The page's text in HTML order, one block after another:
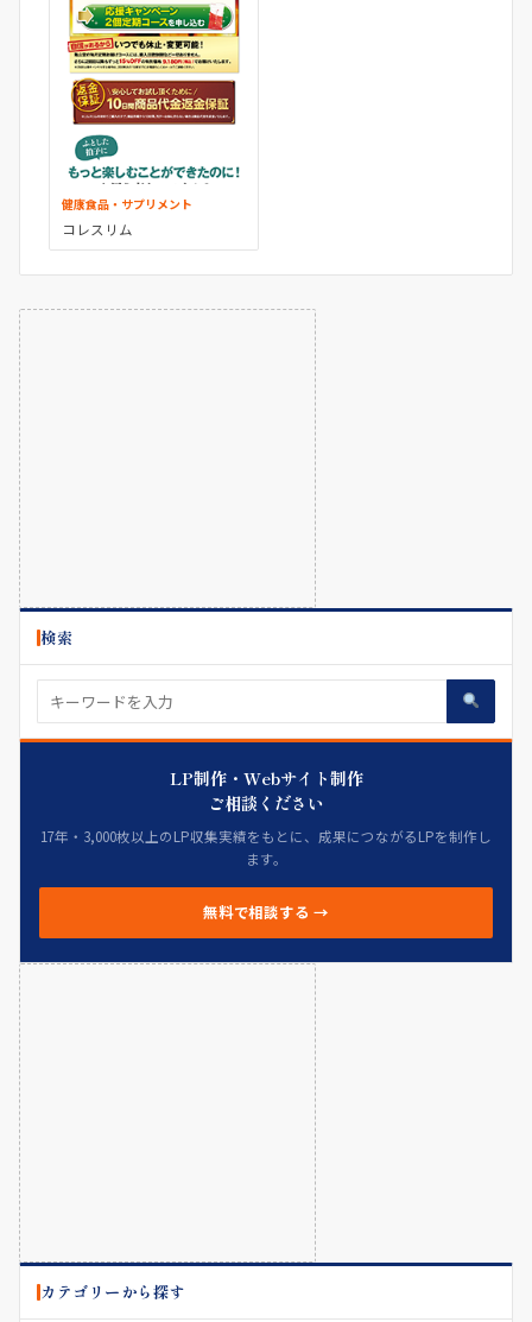
健康食品・サプリメント
コレスリム
検索
LP制作・Webサイト制作
ご相談ください
17年・3,000枚以上のLP収集実績をもとに、成果につながるLPを制作し
ます。
無料で相談する →
カテゴリーから探す